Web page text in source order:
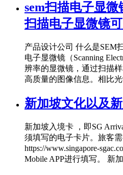
sem扫描电子显微
扫描电子显微镜
产品设计公司 什么是SEM
电子显微镜（Scanning
辨率的显微镜，通过扫描
高质量的图像信息。相比
新加坡文化以及
新加坡入境卡 ，即SG
须填写的电子卡片。旅客
https://www.singapore-
Mobile APP进行填写。 新